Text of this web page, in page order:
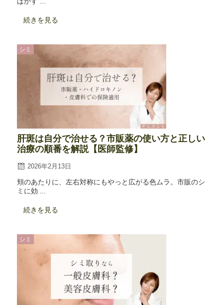
続きを見る
シミ
肝斑は自分で治せる？市販薬の使い方と正しい
治療の順番を解説【医師監修】
2026年2月13日
頬のあたりに、左右対称にもやっと広がる色ムラ。市販のシ
ミに効 ...
続きを見る
シミ